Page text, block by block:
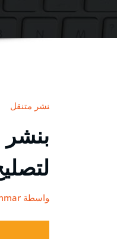
بنشر متنقل
بواسطة ammar